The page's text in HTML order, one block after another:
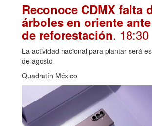
Reconoce CDMX falta
árboles en oriente
de reforestación. 18:30
La actividad nacional para plantar será
de agosto
Quadratín México